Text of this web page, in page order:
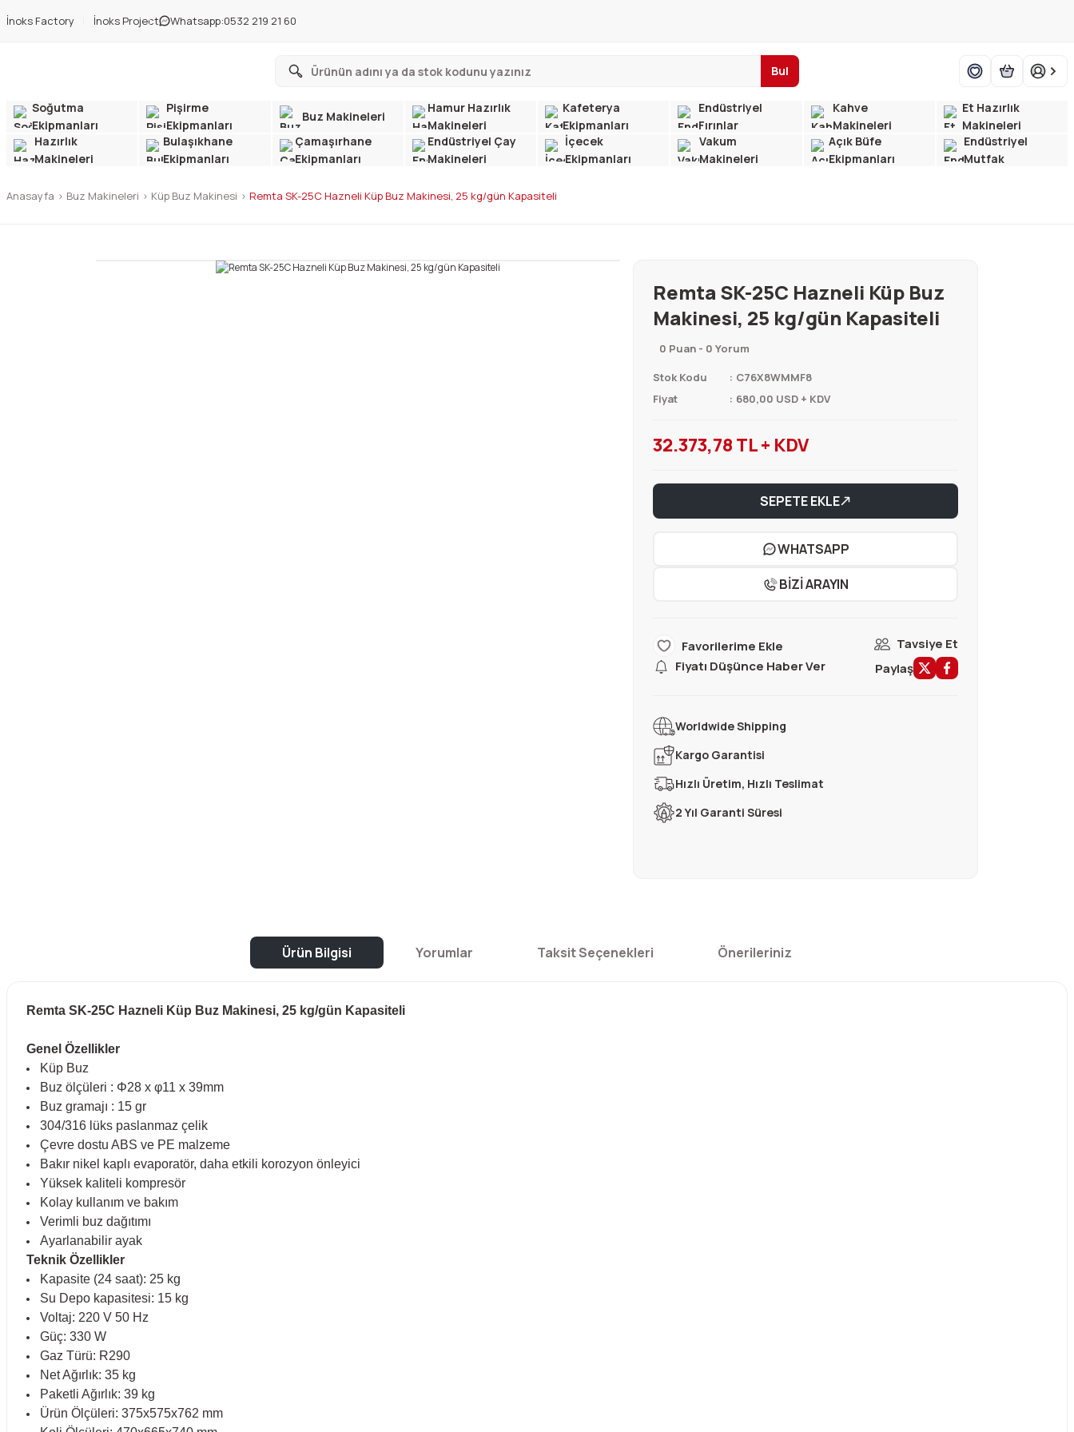
İnoks Factory İnoks Project Whatsapp:0532 219 21 60
Bul
Soğutma
Ekipmanları
Pişirme
Ekipmanları
Buz Makineleri
Hamur Hazırlık
Makineleri
Kafeterya
Ekipmanları
Endüstriyel
Fırınlar
Kahve
Makineleri
Et Hazırlık
Makineleri
Hazırlık
Makineleri
Bulaşıkhane
Ekipmanları
Çamaşırhane
Ekipmanları
Endüstriyel Çay
Makineleri
İçecek
Ekipmanları
Vakum
Makineleri
Açık Büfe
Ekipmanları
Endüstriyel
Mutfak
Anasayfa Buz Makineleri Küp Buz Makinesi Remta SK-25C Hazneli Küp Buz Makinesi, 25 kg/gün Kapasiteli
Remta SK-25C Hazneli Küp Buz
Makinesi, 25 kg/gün Kapasiteli
0 Puan - 0 Yorum
Stok Kodu
C76X8WMMF8
Fiyat
680,00 USD + KDV
32.373,78 TL + KDV
SEPETE EKLE
WHATSAPP
BİZİ ARAYIN
Tavsiye Et
Fiyatı Düşünce Haber Ver
Paylaş
Worldwide Shipping
Kargo Garantisi
Hızlı Üretim, Hızlı Teslimat
2 Yıl Garanti Süresi
Ürün Bilgisi Yorumlar Taksit Seçenekleri Önerileriniz
Remta SK-25C Hazneli Küp Buz Makinesi, 25 kg/gün Kapasiteli
Genel Özellikler
Küp Buz
Buz ölçüleri : Φ28 x φ11 x 39mm
Buz gramajı : 15 gr
304/316 lüks paslanmaz çelik
Çevre dostu ABS ve PE malzeme
Bakır nikel kaplı evaporatör, daha etkili korozyon önleyici
Yüksek kaliteli kompresör
Kolay kullanım ve bakım
Verimli buz dağıtımı
Ayarlanabilir ayak
Teknik Özellikler
Kapasite (24 saat): 25 kg
Su Depo kapasitesi: 15 kg
Voltaj: 220 V 50 Hz
Güç: 330 W
Gaz Türü: R290
Net Ağırlık: 35 kg
Paketli Ağırlık: 39 kg
Ürün Ölçüleri: 375x575x762 mm